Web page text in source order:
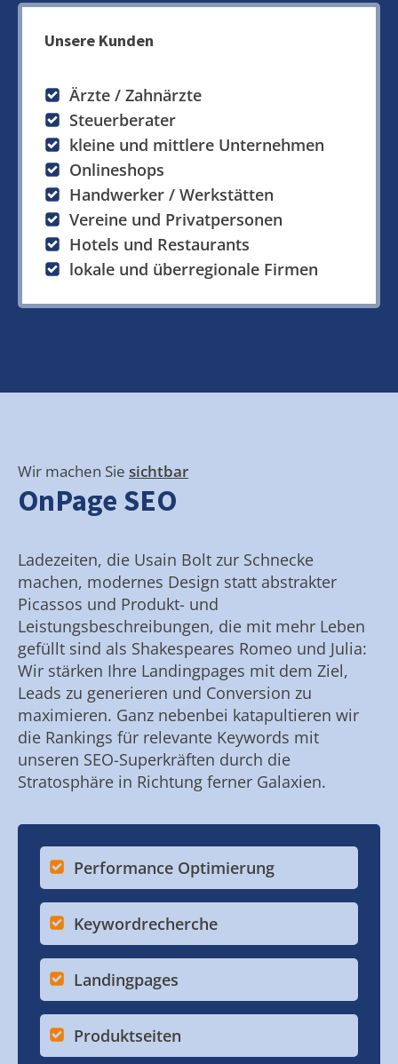
Unsere Kunden
Ärzte / Zahnärzte
Steuerberater
kleine und mittlere Unternehmen
Onlineshops
Handwerker / Werkstätten
Vereine und Privatpersonen
Hotels und Restaurants
lokale und überregionale Firmen
Wir machen Sie sichtbar
OnPage SEO
Ladezeiten, die Usain Bolt zur Schnecke
machen, modernes Design statt abstrakter
Picassos und Produkt- und
Leistungsbeschreibungen, die mit mehr Leben
gefüllt sind als Shakespeares Romeo und Julia:
Wir stärken Ihre Landingpages mit dem Ziel,
Leads zu generieren und Conversion zu
maximieren. Ganz nebenbei katapultieren wir
die Rankings für relevante Keywords mit
unseren SEO-Superkräften durch die
Stratosphäre in Richtung ferner Galaxien.
Performance Optimierung
Keywordrecherche
Landingpages
Produktseiten